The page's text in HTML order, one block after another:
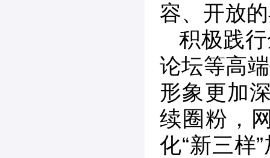
容、开放
积极践
论坛等高
形象更加
续圈粉，
化“新三样